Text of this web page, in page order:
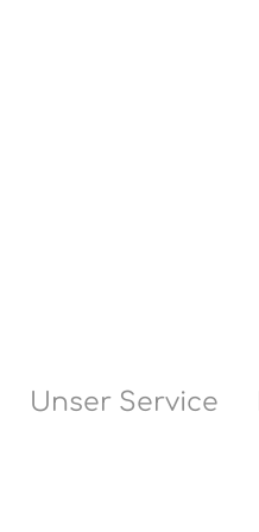
Unser Service